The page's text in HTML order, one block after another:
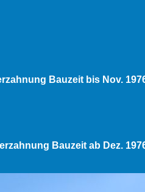
Bauzeit bis Nov.
Bauzeit ab Dez.